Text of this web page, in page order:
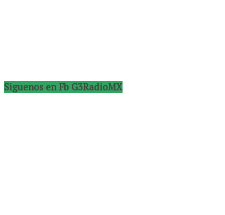
Siguenos en Fb G3RadioMX